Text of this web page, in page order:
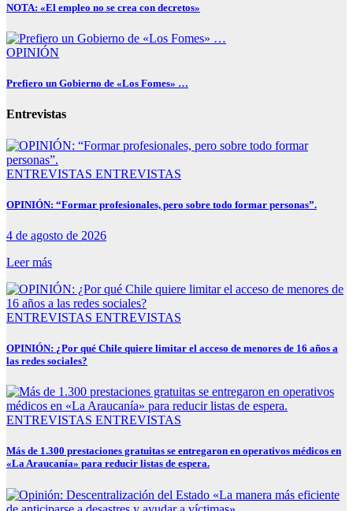
NOTA: «El empleo no se crea con decretos»
OPINIÓN
Prefiero un Gobierno de «Los Fomes» …
Entrevistas
ENTREVISTAS ENTREVISTAS
OPINIÓN: “Formar profesionales, pero sobre todo formar personas”.
4 de agosto de 2026
Leer más
ENTREVISTAS ENTREVISTAS
OPINIÓN: ¿Por qué Chile quiere limitar el acceso de menores de 16 años a
las redes sociales?
ENTREVISTAS ENTREVISTAS
Más de 1.300 prestaciones gratuitas se entregaron en operativos médicos en
«La Araucanía» para reducir listas de espera.